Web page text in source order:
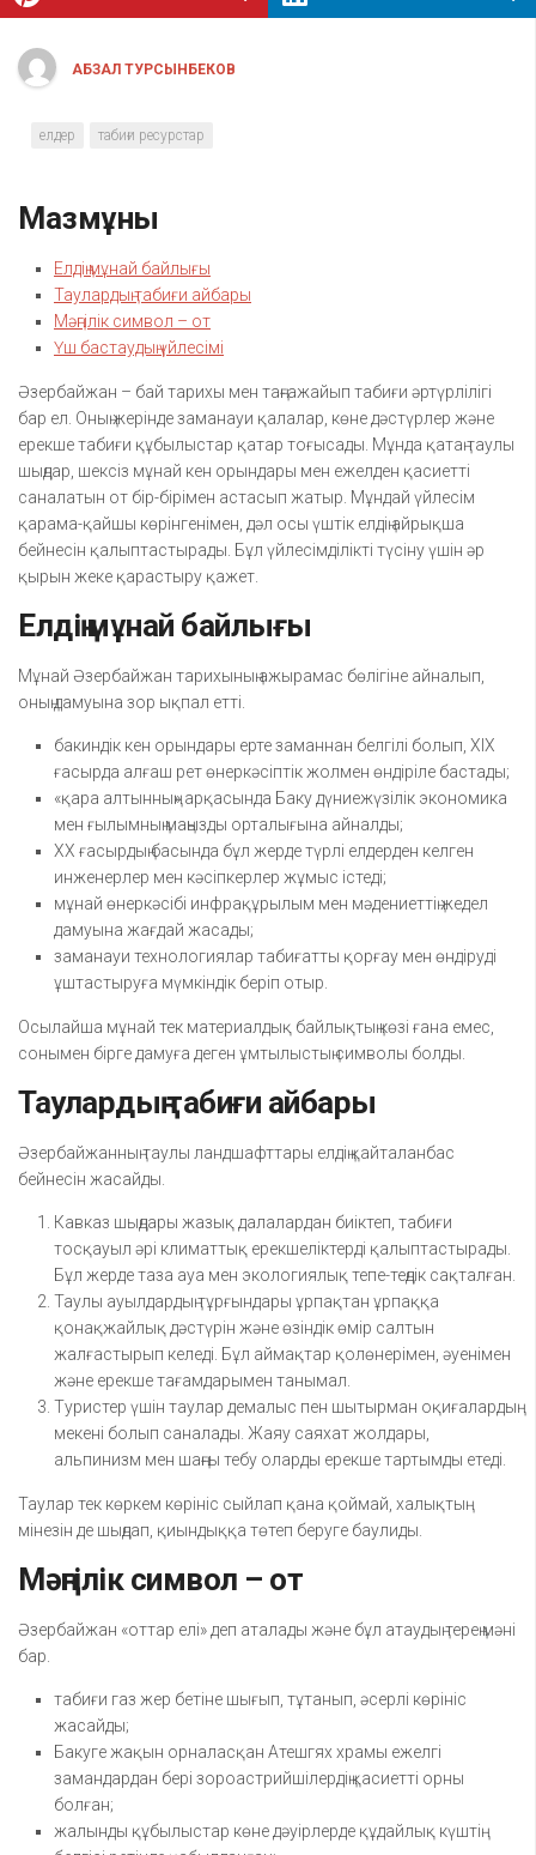
АБЗАЛ ТУРСЫНБЕКОВ
елдер табиғи ресурстар
Мазмұны
Елдің мұнай байлығы
Таулардың табиғи айбары
Мәңгілік символ – от
Үш бастаудың үйлесімі
Әзербайжан – бай тарихы мен таңғажайып табиғи әртүрлілігі
бар ел. Оның жерінде заманауи қалалар, көне дәстүрлер және
ерекше табиғи құбылыстар қатар тоғысады. Мұнда қатаң таулы
шыңдар, шексіз мұнай кен орындары мен ежелден қасиетті
саналатын от бір-бірімен астасып жатыр. Мұндай үйлесім
қарама-қайшы көрінгенімен, дәл осы үштік елдің айрықша
бейнесін қалыптастырады. Бұл үйлесімділікті түсіну үшін әр
қырын жеке қарастыру қажет.
Елдің мұнай байлығы
Мұнай Әзербайжан тарихының ажырамас бөлігіне айналып,
оның дамуына зор ықпал етті.
бакиндік кен орындары ерте заманнан белгілі болып, XIX
ғасырда алғаш рет өнеркәсіптік жолмен өндіріле бастады;
«қара алтынның» арқасында Баку дүниежүзілік экономика
мен ғылымның маңызды орталығына айналды;
XX ғасырдың басында бұл жерде түрлі елдерден келген
инженерлер мен кәсіпкерлер жұмыс істеді;
мұнай өнеркәсібі инфрақұрылым мен мәдениеттің жедел
дамуына жағдай жасады;
заманауи технологиялар табиғатты қорғау мен өндіруді
ұштастыруға мүмкіндік беріп отыр.
Осылайша мұнай тек материалдық байлықтың көзі ғана емес,
сонымен бірге дамуға деген ұмтылыстың символы болды.
Таулардың табиғи айбары
Әзербайжанның таулы ландшафттары елдің қайталанбас
бейнесін жасайды.
Кавказ шыңдары жазық далалардан биіктеп, табиғи
тосқауыл әрі климаттық ерекшеліктерді қалыптастырады.
Бұл жерде таза ауа мен экологиялық тепе-теңдік сақталған.
Таулы ауылдардың тұрғындары ұрпақтан ұрпаққа
қонақжайлық дәстүрін және өзіндік өмір салтын
жалғастырып келеді. Бұл аймақтар қолөнерімен, әуенімен
және ерекше тағамдарымен танымал.
Туристер үшін таулар демалыс пен шытырман оқиғалардың
мекені болып саналады. Жаяу саяхат жолдары,
альпинизм мен шаңғы тебу оларды ерекше тартымды етеді.
Таулар тек көркем көрініс сыйлап қана қоймай, халықтың
мінезін де шыңдап, қиындыққа төтеп беруге баулиды.
Мәңгілік символ – от
Әзербайжан «оттар елі» деп аталады және бұл атаудың терең мәні
бар.
табиғи газ жер бетіне шығып, тұтанып, әсерлі көрініс
жасайды;
Бакуге жақын орналасқан Атешгях храмы ежелгі
замандардан бері зороастрийшілердің қасиетті орны
болған;
жалынды құбылыстар көне дәуірлерде құдайлық күштің